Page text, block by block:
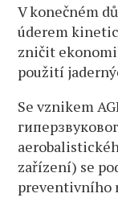
V konečném
úderem
zničit
použití
Se vznikem
zařízení) se
preventivního